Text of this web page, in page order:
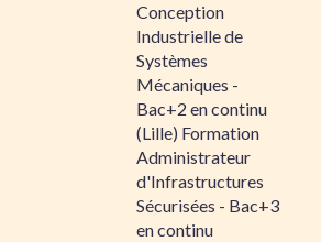
Conception
Industrielle de
Systèmes
Mécaniques -
Bac+2 en continu
(Lille) Formation
Administrateur
d'Infrastructures
Sécurisées - Bac+3
en continu